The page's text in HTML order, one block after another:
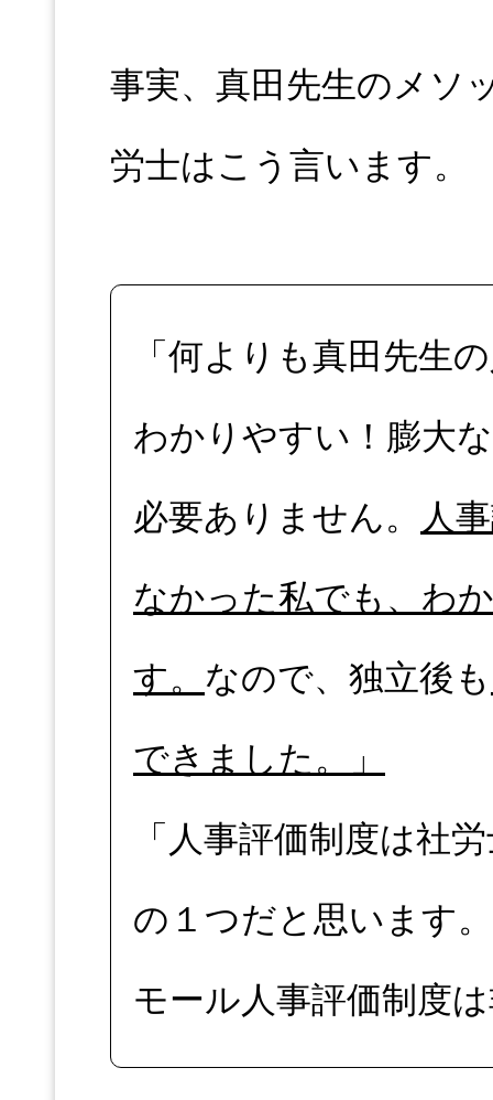
事実、真田先生のメソ
労士はこう言います。
「何よりも真田先生
わかりやすい！膨大
必要ありません。
人
なかった私でも、わ
す。 なので、独立後も
できました。」
「人事評価制度は社
の１つだと思います
モール人事評価制度